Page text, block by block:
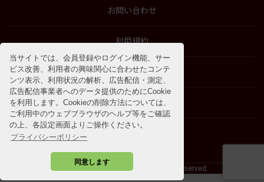
当サイトでは、会員登録やログイン機能、サー
ビス改善、利用者の興味関心に合わせたコンテ
ンツ表示、利用状況の解析、広告配信・測定、
広告配信事業者へのデータ提供のためにCookie
を利用します。Cookieの削除方法については、
ご利用中のウェブブラウザのヘルプ等をご確認
の上、各設定画面よりご操作ください。
プライバシーポリシー
同意します
お問い合わせ
利用規約
特商法に基づく表示
プライバシーポリシー
©2009 - 2026 SOSHINSHA All Rights Reserved.